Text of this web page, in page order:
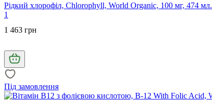
Рідкий хлорофіл, Chlorophyll, World Organic, 100 мг, 474 мл.
1
1 463 грн
Під замовлення